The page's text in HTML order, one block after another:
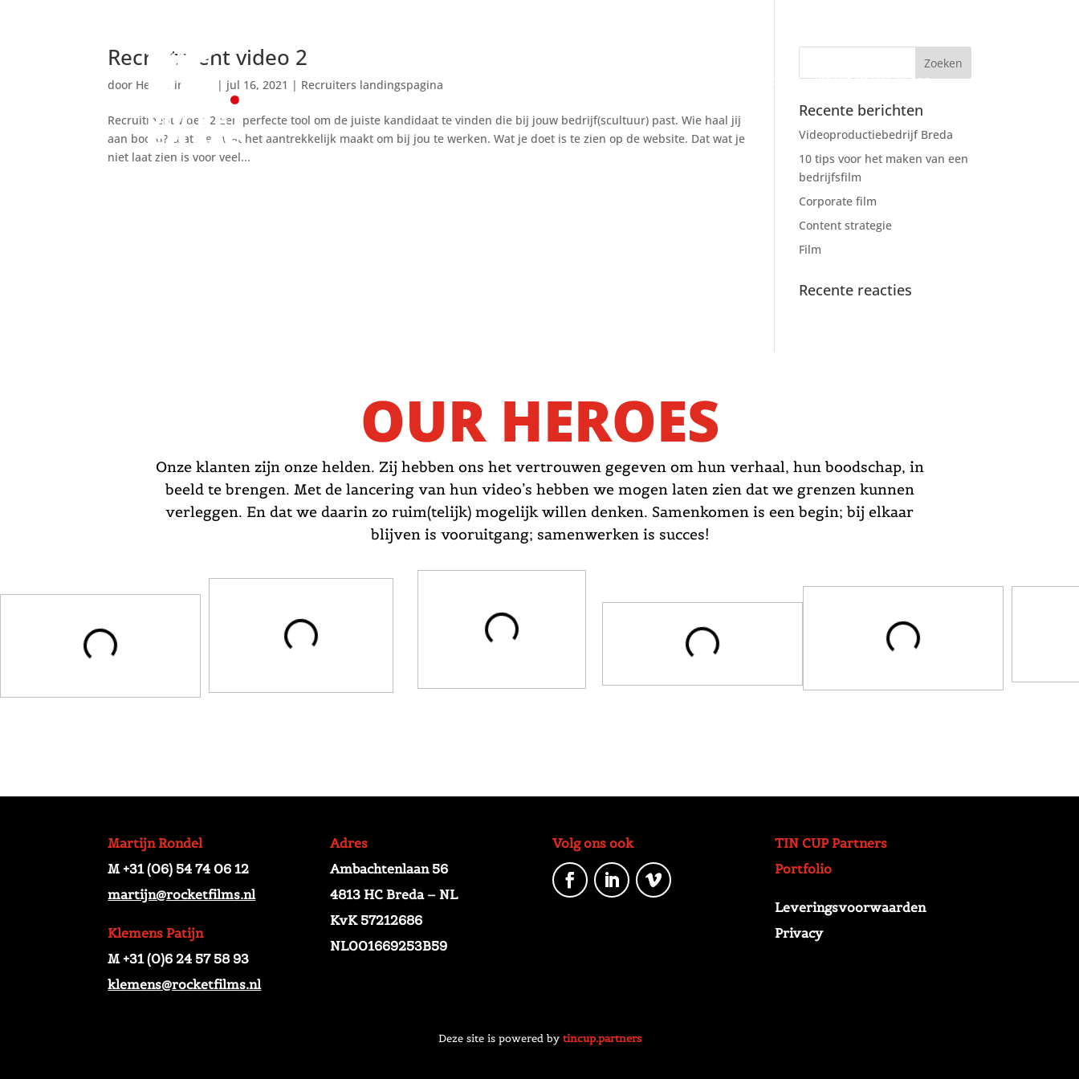
Contact Interactieve video
Recruitment video 2
door Henk Rinzema | jul 16, 2021 | Recruiters landingspagina
Recruitment video 2 Een perfecte tool om de juiste kandidaat te vinden die bij jouw bedrijf(scultuur) past. Wie haal jij
aan boord? Laat zien wat het aantrekkelijk maakt om bij jou te werken. Wat je doet is te zien op de website. Dat wat je
niet laat zien is voor veel...
Recente berichten
Videoproductiebedrijf Breda
10 tips voor het maken van een
bedrijfsfilm
Corporate film
Content strategie
Film
Recente reacties
OUR HEROES
Onze klanten zijn onze helden. Zij hebben ons het vertrouwen gegeven om hun verhaal, hun boodschap, in
beeld te brengen. Met de lancering van hun video’s hebben we mogen laten zien dat we grenzen kunnen
verleggen. En dat we daarin zo ruim(telijk) mogelijk willen denken. Samenkomen is een begin; bij elkaar
blijven is vooruitgang; samenwerken is succes!
Martijn Rondel
M +31 (06) 54 74 06 12
martijn@rocketfilms.nl
Klemens Patijn
M +31 (0)6 24 57 58 93
klemens@rocketfilms.nl
Adres
Ambachtenlaan 56
4813 HC Breda – NL
KvK 57212686
NL001669253B59
Volg ons ook
TIN CUP Partners
Portfolio
Leveringsvoorwaarden
Privacy
Deze site is powered by tincup.partners